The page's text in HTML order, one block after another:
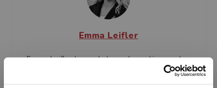
Emma Leifler
Emma Leifler har en bakgrund som lärare och
universitetslektor vid Institutionen för